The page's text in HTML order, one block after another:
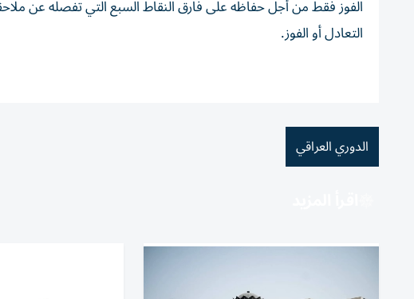
الفوز فقط من أجل حفاظه على فارق النقاط السبع التي تفصله عن
التعادل أو الفوز.
الدوري العراقي